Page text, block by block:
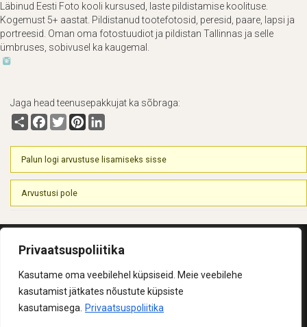
Privaatsuspoliitika
Kasutame oma veebilehel küpsiseid. Meie veebilehe
kasutamist jätkates nõustute küpsiste
kasutamisega.
Privaatsuspoliitika
Läbinud Eesti Foto kooli kursused, laste pildistamise koolituse.
Kogemust 5+ aastat. Pildistanud tootefotosid, peresid, paare, lapsi ja
portreesid. Oman oma fotostuudiot ja pildistan Tallinnas ja selle
ümbruses, sobivusel ka kaugemal.
Jaga head teenusepakkujat ka sõbraga:
ShareFacebook
TwitterPinterest
Palun logi arvustuse lisamiseks sisse
Arvustusi pole
Kasutustingimused Privaatsuspoliitika
© 2026 Helk